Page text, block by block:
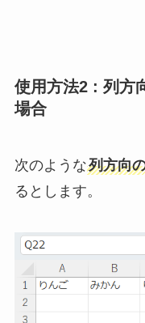
使用方法2 : 列方
場合
次のような列方向
るとします。